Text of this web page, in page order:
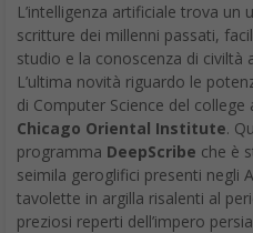
L’intelligenza artificiale trova un
scritture dei millenni passati,
studio e la conoscenza di
L’ultima novità riguardo le
di Computer Science del college
Chicago Oriental Institute.
programma DeepScribe che è
seimila geroglifici presenti negli
tavolette in argilla risalenti al
preziosi reperti dell’impero